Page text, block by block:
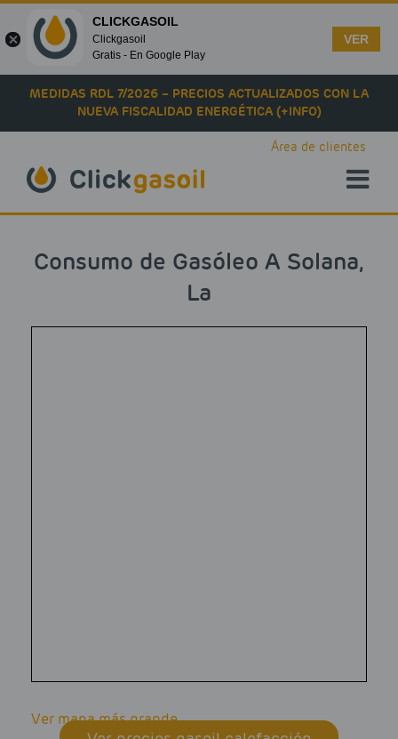
Skip to main content
MEDIDAS RDL 7/2026 – PRECIOS ACTUALIZADOS CON LA
NUEVA FISCALIDAD ENERGÉTICA (+INFO)
Área de clientes
Consumo de Gasóleo A Solana,
La
Ver mapa más grande
CLICKGASOIL
Clickgasoil
Gratis - En Google Play
VER